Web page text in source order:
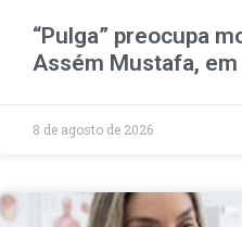
“Pulga” preocupa
Assém Mustafa,
8 de agosto de 2026